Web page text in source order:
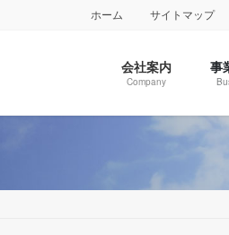
ホーム サイトマップ
会社案内
Company
事